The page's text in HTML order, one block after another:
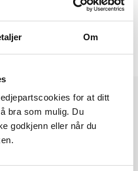
Om
for at ditt
bra som mulig. Du
godkjenn eller når du